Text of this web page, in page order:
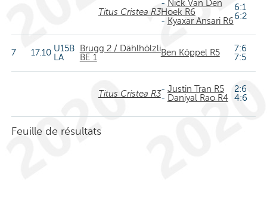
Titus Cristea R3
- Nick Van Den
Hoek R6
- Kyaxar Ansari R6
6:1
6:2
7 17.10 U15B
LA
Brugg 2 / Dählhölzli
BE 1
Ben Köppel R5
7:6
7:5
Titus Cristea R3- Justin Tran R5
- Daniyal Rao R4
2:6
4:6
Feuille de résultats